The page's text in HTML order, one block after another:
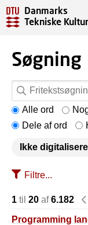
Danmarks
Tekniske
Søgning
Alle ord
Dele af ord
Ikke
Filtre...
1 til 20 af6.182
Programming